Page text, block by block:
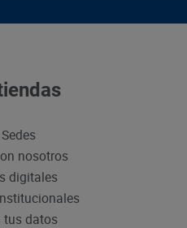
nosotros
digitales
datos